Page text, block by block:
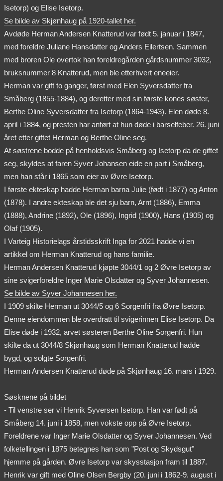
Isetorp) og Elise Isetorp.
Se bilde av Skjønhaug på 1920-tallet her.
Avdøde Herman Andersen Knatterud var født 5. januar i 1847,
med foreldre Juliane Hansdatter og Anders Eilertsen. Sammen
med broren Ole overtok han foreldregården gårdsnummer 3032,
bruksnummer 8 Knatterud, men ble etterhvert eneeier.
Herman var gift to ganger, først med Elen Syversdatter fra
Småberg (1855-1884), og deretter med sin første kones søster,
Berthe Oline Syversdatter fra Isetorp (1864-1943). Elen døde 8.
april i 1884, og presten har anført at hun døde i barselfeber. 26. juni
året etter giftet Herman og Berthe Oline seg.
At søstrene bodde på henholdsvis Småberg og Isetorp da de giftet
seg, skyldes at faren Syver Johansen eide en part i Småberg,
men han står i 1865 som eier av Øvre Isetorp.
I første ekteskap hadde Herman barna Julie (født i 1877) og Anton
(1878). I andre ekteskap ble det sju barn, Arnt (1886), Emma
(1888), Andrine (1892), Ole (1896), Ingrid (1900), Hans (1905) og
Olaf (1905).
I Varteig Historielags årstidsskrift Inga for 2021 hadde vi en
artikkel om Herman Knatterud og hans familie.
Herman Andersen Knatterud kjøpte 3044/1 og 2 Øvre Isetorp av
sine svigerforeldre Inger Marie Olsdatter og Syver Johannesen.
Se bilde av Syver Johannesen her.
I 1909 skilte Herman ut 3044/5 og 6 Sorgenfri fra Øvre Isetorp.
Denne eiendommen ble overdratt til svigerinnen Elise Isetorp. Da
Elise døde i 1932, arvet søsteren Berthe Oline Sorgenfri. Hun
skilte da ut 3044/8 Skjønhaug som Herman Knatterud hadde
bygd, og solgte Sorgenfri.
Herman Andersen Knatterud døde på Skjønhaug 16. mars i 1929.
Søsknene på bildet
- Til venstre ser vi Henrik Syversen Isetorp. Han var født på
Småberg 14. juni i 1858, men vokste opp på Øvre Isetorp.
Foreldrene var Inger Marie Olsdatter og Syver Johannesen. Ved
folketellingen i 1875 betegnes han som "Post og Skydsgut"
hjemme på gården. Øvre Isetorp var skysstasjon fram til 1887.
Henrik var gift med Oline Olsen Bergby (20. juni i 1862-9. august i